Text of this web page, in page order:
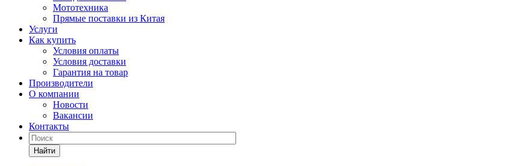
Мототехника
Прямые поставки из Китая
Услуги
Как купить
Условия оплаты
Условия доставки
Гарантия на товар
Производители
О компании
Новости
Вакансии
Контакты
Найти